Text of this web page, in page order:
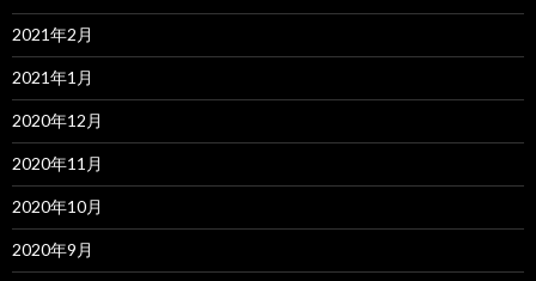
2021年2月
2021年1月
2020年12月
2020年11月
2020年10月
2020年9月